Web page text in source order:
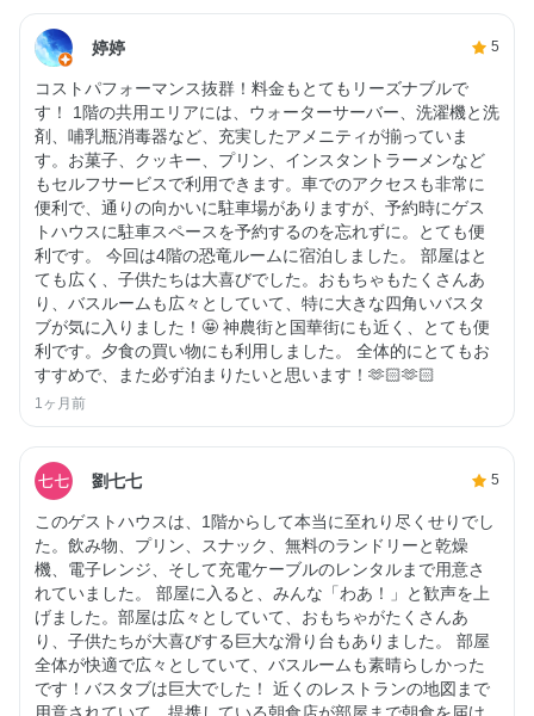
婷婷 5
コストパフォーマンス抜群！料金もとてもリーズナブルで
す！ 1階の共用エリアには、ウォーターサーバー、洗濯機と洗
剤、哺乳瓶消毒器など、充実したアメニティが揃っていま
す。お菓子、クッキー、プリン、インスタントラーメンなど
もセルフサービスで利用できます。車でのアクセスも非常に
便利で、通りの向かいに駐車場がありますが、予約時にゲス
トハウスに駐車スペースを予約するのを忘れずに。とても便
利です。 今回は4階の恐竜ルームに宿泊しました。 部屋はと
ても広く、子供たちは大喜びでした。おもちゃもたくさんあ
り、バスルームも広々としていて、特に大きな四角いバスタ
ブが気に入りました！🤩 神農街と国華街にも近く、とても便
利です。夕食の買い物にも利用しました。 全体的にとてもお
すすめで、また必ず泊まりたいと思います！🫶🏻🫶🏻
1ヶ月前
劉七七 5
このゲストハウスは、1階からして本当に至れり尽くせりでし
た。飲み物、プリン、スナック、無料のランドリーと乾燥
機、電子レンジ、そして充電ケーブルのレンタルまで用意さ
れていました。 部屋に入ると、みんな「わあ！」と歓声を上
げました。部屋は広々としていて、おもちゃがたくさんあ
り、子供たちが大喜びする巨大な滑り台もありました。 部屋
全体が快適で広々としていて、バスルームも素晴らしかった
です！バスタブは巨大でした！ 近くのレストランの地図まで
用意されていて、提携している朝食店が部屋まで朝食を届け